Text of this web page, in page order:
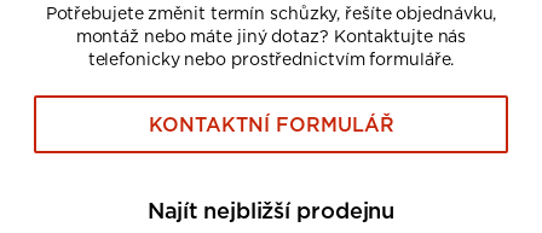
Potřebujete změnit termín schůzky, řešíte objednávku,
montáž nebo máte jiný dotaz? Kontaktujte nás
telefonicky nebo prostřednictvím formuláře.
KONTAKTNÍ FORMULÁŘ
Najít nejbližší prodejnu